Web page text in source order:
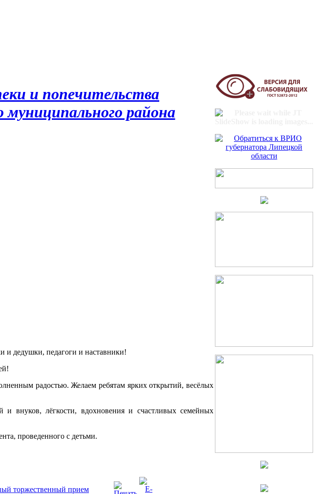
и попечительства
муниципального района
и дедушки, педагоги и наставники!
радостью. Желаем ребятам ярких открытий, весёлых
внуков, лёгкости, вдохновения и счастливых семейных
проведенного с детьми.
торжественный прием